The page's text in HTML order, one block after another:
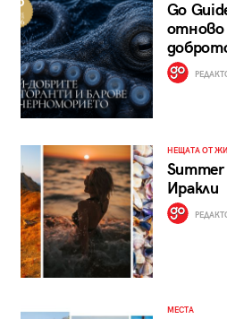
Go
отново
НЕЩАТА ОТ
Иракли
МЕСТА